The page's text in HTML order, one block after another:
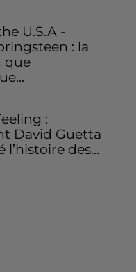
U.S.A -
: la
que
:
David Guetta
l’histoire des...